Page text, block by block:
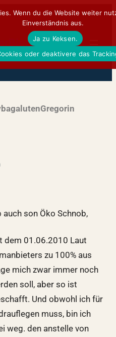
bagalutenGregorin
son Öko Schnob,
dem 01.06.2010 Laut
zu 100% aus
mich zwar immer noch
soll, aber so ist
Und obwohl ich für
muss, bin ich
weg. den anstelle von
Wenn du die Website weiter
Einverständnis aus.
Ja zu Keksen.
oder deaktivere das